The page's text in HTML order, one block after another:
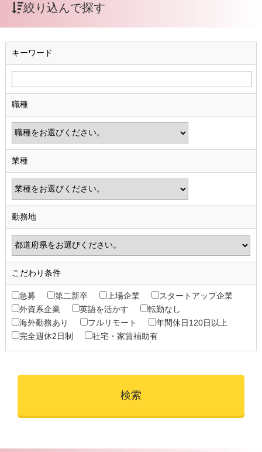
絞り込んで探す
キーワード
職種
業種
勤務地
こだわり条件
急募 第二新卒 上場企業
スタートアップ企業
外資系企業
英語を活かす
転勤なし
海外勤務あり
フルリモート
年間休日120日以上
完全週休2日制
社宅・家賃補助有